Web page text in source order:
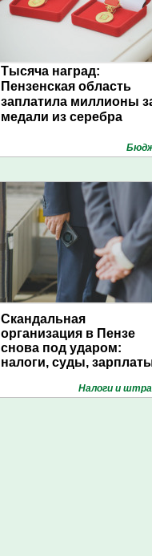
Тысяча наград:
Пензенская область
заплатила миллионы
медали из серебра
Скандальная
организация в Пензе
снова под ударом:
налоги, суды,
Налоги и